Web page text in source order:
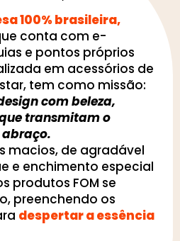
100% brasileira,
conta com e-
e pontos próprios
em acessórios de
tem como missão:
com beleza,
transmitam o
macios, de agradável
e enchimento especial
produtos FOM se
preenchendo os
despertar a essência